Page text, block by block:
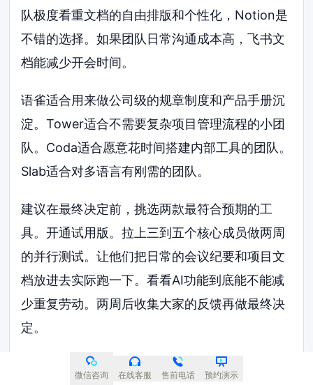
队极度看重文档的自由排版和个性化，Notion是
不错的选择。如果团队日常沟通成本高，飞书文
档能减少开会时间。
语雀适合用来做公司级的规章制度和产品手册沉
淀。Tower适合不需要复杂项目管理流程的小团
队。Coda适合愿意花时间搭建内部工具的团队。
Slab适合对多语言有刚需的团队。
建议在最终决定前，挑选两款最符合预期的工
具。开通试用版。拉上三到五个核心成员做两周
的并行测试。让他们把日常的会议纪要和项目文
档放进去实际跑一下。看看AI功能到底能不能减
少重复劳动。两周后收集大家的反馈再做最终决
定。
关于AI知识库迁移与选型的常见
微信咨询 在线客服 售前电话 预约演示